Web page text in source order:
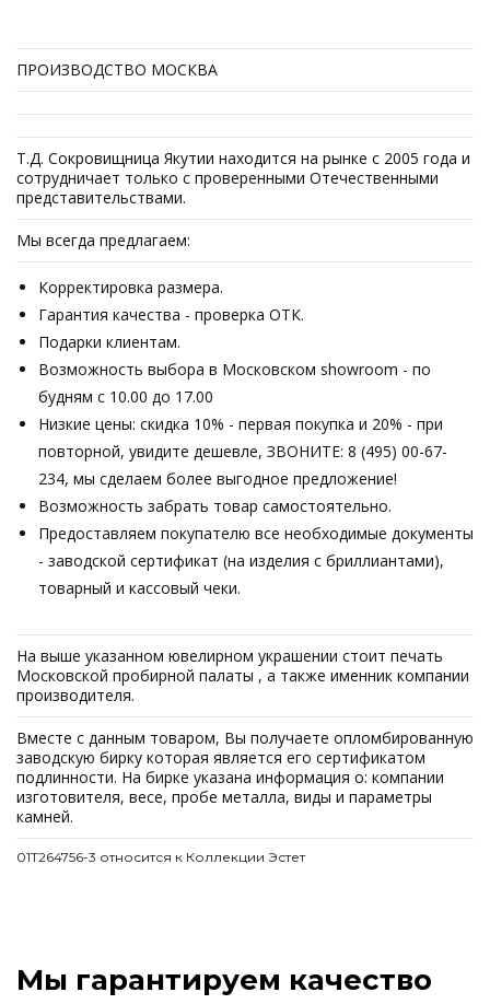
ПРОИЗВОДСТВО МОСКВА
Т.Д. Сокровищница Якутии находится на рынке с 2005 года и
сотрудничает только с проверенными Отечественными
представительствами.
Мы всегда предлагаем:
Корректировка размера.
Гарантия качества - проверка ОТК.
Подарки клиентам.
Возможность выбора в Московском showroom - по
будням с 10.00 до 17.00
Низкие цены: скидка 10% - первая покупка и 20% - при
повторной, увидите дешевле, ЗВОНИТЕ: 8 (495) 00-67-
234, мы сделаем более выгодное предложение!
Возможность забрать товар самостоятельно.
Предоставляем покупателю все необходимые документы
- заводской сертификат (на изделия с бриллиантами),
товарный и кассовый чеки.
На выше указанном ювелирном украшении стоит печать
Московской пробирной палаты , а также именник компании
производителя.
Вместе с данным товаром, Вы получаете опломбированную
заводскую бирку которая является его сертификатом
подлинности. На бирке указана информация о: компании
изготовителя, весе, пробе металла, виды и параметры
камней.
01Т264756-3 относится к Коллекции Эстет
Мы гарантируем качество